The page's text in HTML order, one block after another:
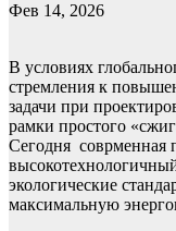
Фев 14, 2026
В условиях
стремления к
задачи при
рамки простого
Сегодня соврменная
экологические
максимальную